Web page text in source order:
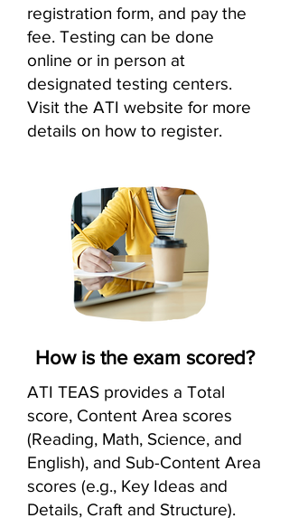
registration form, and pay the
fee. Testing can be done
online or in person at
designated testing centers.
Visit the ATI website for more
details on how to register.
How is the exam scored?
ATI TEAS provides a Total
score, Content Area scores
(Reading, Math, Science, and
English), and Sub-Content Area
scores (e.g., Key Ideas and
Details, Craft and Structure).